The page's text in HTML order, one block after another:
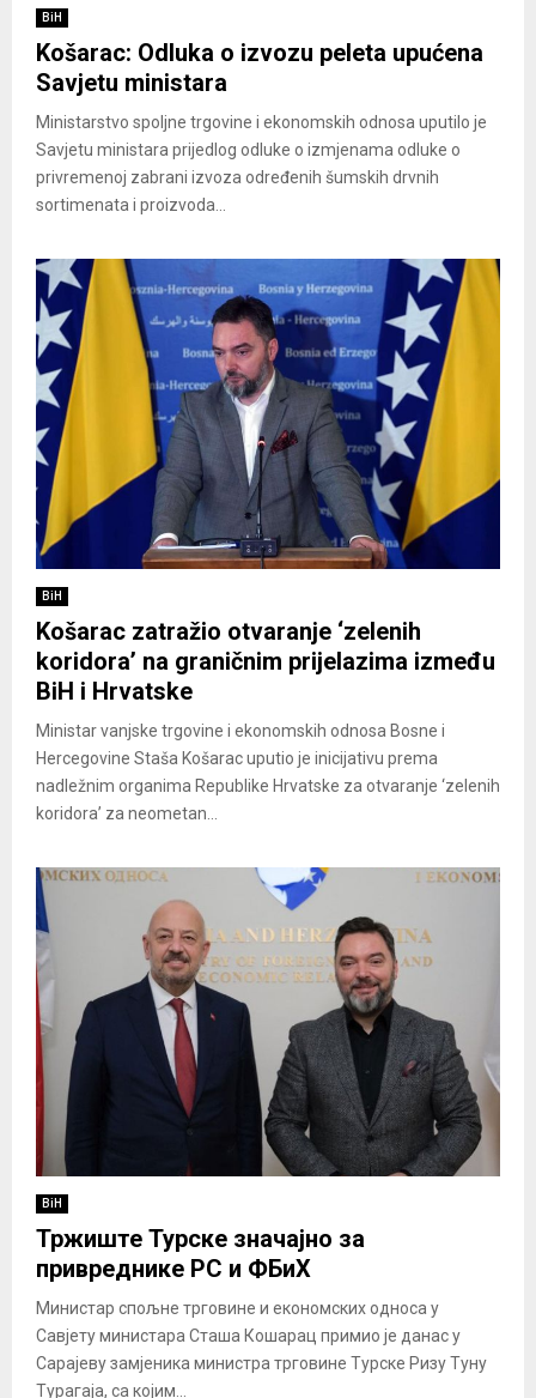
BiH
Košarac: Odluka o izvozu peleta upućena
Savjetu ministara
Ministarstvo spoljne trgovine i ekonomskih odnosa uputilo je
Savjetu ministara prijedlog odluke o izmjenama odluke o
privremenoj zabrani izvoza određenih šumskih drvnih
sortimenata i proizvoda...
BiH
Košarac zatražio otvaranje ‘zelenih
koridora’ na graničnim prijelazima između
BiH i Hrvatske
Ministar vanjske trgovine i ekonomskih odnosa Bosne i
Hercegovine Staša Košarac uputio je inicijativu prema
nadležnim organima Republike Hrvatske za otvaranje ‘zelenih
koridora’ za neometan...
BiH
Тржиште Турске значајно за
привреднике РС и ФБиХ
Министар спољне трговине и економских односа у
Савјету министара Сташа Кошарац примио је данас у
Сарајеву замјеника министра трговине Турске Ризу Туну
Турагаја, са којим...